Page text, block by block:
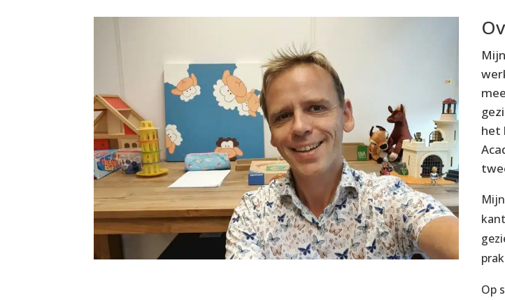
het
Op